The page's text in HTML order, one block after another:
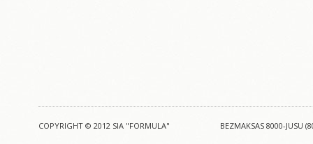
COPYRIGHT © 2012 SIA "FORMULA" BEZMAKSAS 8000-JUSU